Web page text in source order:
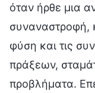
όταν ήρθε μια
συναναστροφή,
φύση και τις
πράξεων,
προβλήματα.